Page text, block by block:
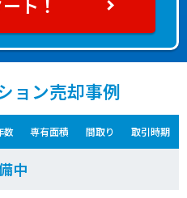
ョン売却事例
数 専有面積 間取り 取引時期
中